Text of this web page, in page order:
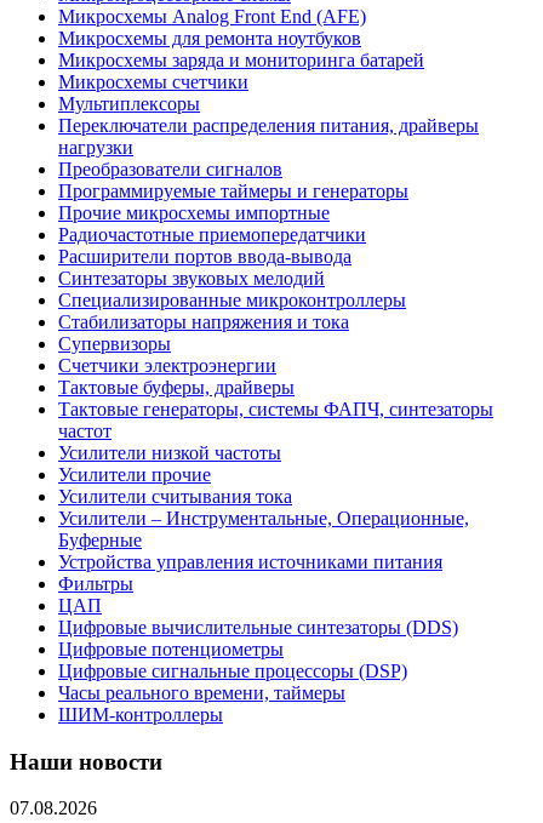
Микросхемы Analog Front End (AFE)
Микросхемы для ремонта ноутбуков
Микросхемы заряда и мониторинга батарей
Микросхемы счетчики
Мультиплексоры
Переключатели распределения питания, драйверы
нагрузки
Преобразователи сигналов
Программируемые таймеры и генераторы
Прочие микросхемы импортные
Радиочастотные приемопередатчики
Расширители портов ввода-вывода
Синтезаторы звуковых мелодий
Специализированные микроконтроллеры
Стабилизаторы напряжения и тока
Супервизоры
Счетчики электроэнергии
Тактовые буферы, драйверы
Тактовые генераторы, системы ФАПЧ, синтезаторы
частот
Усилители низкой частоты
Усилители прочие
Усилители считывания тока
Усилители – Инструментальные, Операционные,
Буферные
Устройства управления источниками питания
Фильтры
ЦАП
Цифровые вычислительные синтезаторы (DDS)
Цифровые потенциометры
Цифровые сигнальные процессоры (DSP)
Часы реального времени, таймеры
ШИМ-контроллеры
Наши новости
07.08.2026